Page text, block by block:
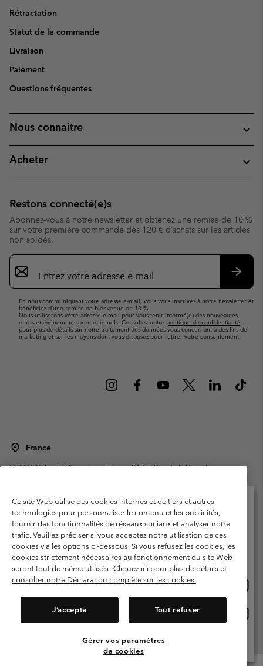
Rétractation
Statut de la commande
Livraison
Paiement
Questions fréquentes
Nous connaitre
Acheter
Restons connecté(e)s
Abonnez-vous à notre newsletter et obtenez une remise de 10 %
sur votre première commande dès 120 € d’achats sur les articles
non soldés.
Inscription
par
e-
En nous communiquant votre adresse e-mail, vous vous inscrivez à notre newsletter et
bénéficiez d’une remise de bienvenue de 10 %.
Nous utiliserons votre adresse e-mail pour vous tenir informé(e) des nouveautés,
offres et événements promotionnels. Consultez notre politique de confidentialité
pour plus de détails sur notre traitement des données vous concernant à des fins de
marketing et sur les moyens dont vous disposez pour retirer votre consentement.
France
©2026Columbia Sportswear Europe SAS. 5 Rue de la Haye, Espace
Garanties Légales
Politique de confidentialité
Conditions d'utilisation - Membres
Conditions D'utilisation - Contenu généré par l'utilisateur
Impressum
Cookies
Public CBCR
Ce site Web utilise des cookies internes et de tiers et autres
technologies pour personnaliser le contenu et les publicités,
fournir des fonctionnalités de réseaux sociaux et analyser notre
trafic. Veuillez préciser si vous acceptez notre utilisation de ces
cookies via les options ci-dessous. Si vous refusez les cookies, les
cookies strictement nécessaires au fonctionnement du site Web
seront tout de même utilisés. Cliquez ici pour plus de détails et
consulter notre Déclaration complète sur les cookies.
J’accepte Tout refuser
Gérer vos paramètres
de cookies
Veuillez sélectionner votre pays d’expédition et
votre langue
Achats en ligne disponibles
United States
ligne
France
Voir Tous Les Pays